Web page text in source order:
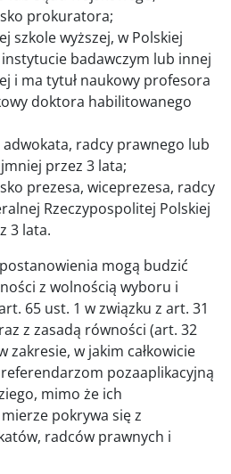
prokuratora;
szkole wyższej, w Polskiej
badawczym lub innej
i ma tytuł naukowy profesora
doktora habilitowanego
adwokata, radcy prawnego lub
przez 3 lata;
prezesa, wiceprezesa, radcy
Rzeczypospolitej Polskiej
3 lata.
mogą budzić
z wolnością wyboru i
65 ust. 1 w związku z art. 31
z zasadą równości (art. 32
zakresie, w jakim całkowicie
pozaaplikacyjną
mimo że ich
pokrywa się z
radców prawnych i